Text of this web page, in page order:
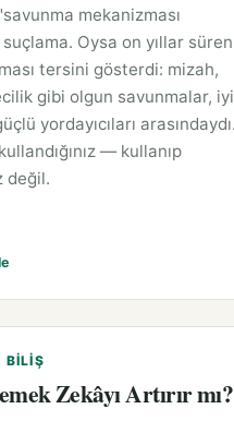
mekanizması
Oysa on yıllar süren
tersini gösterdi: mizah,
gibi olgun savunmalar, iyi
yordayıcıları arasındaydı.
— kullanıp
değil.
BILIŞ
Zekâyı Artırır mı?